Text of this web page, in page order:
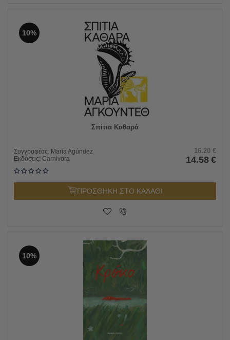
10%
Σπίτια Καθαρά
Συγγραφέας: María Agúndez
Εκδόσεις: Carnίvora
16.20 €
14.58 €
ΠΡΟΣΘΗΚΗ ΣΤΟ ΚΑΛΑΘΙ
10%